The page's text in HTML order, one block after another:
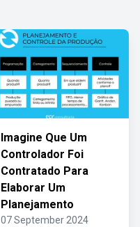
Imagine Que Um
Controlador Foi
Contratado Para
Elaborar Um
Planejamento
07 September 2024